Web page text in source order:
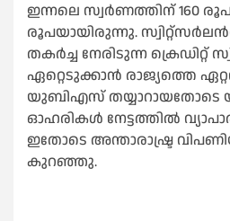
ഇന്നലെ സ്വർണത്തിന് 160
രൂപയായിരുന്നു.
തകര്‍ച്ച നേരിടുന്ന ക്രെഡിറ്റ്
ഏറ്റെടുക്കാന്‍ രാജ്യത്തെ
യുബിഎസ് തയ്യാറായതോടെ
ഓഹരികൾ നേട്ടത്തിൽ
ഇതോടെ അന്താരാഷ്ട്ര
കുറഞ്ഞു.